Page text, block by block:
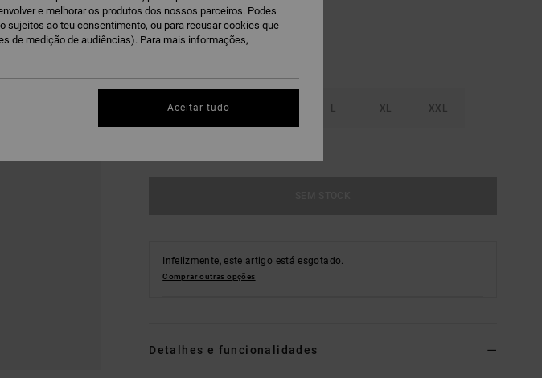
XS S L XL XXL
Infelizmente, este artigo está esgotado.
Comprar outras opções
Detalhes e funcionalidades
e melhorar os produtos dos nossos parceiros. Podes
ao teu consentimento, ou para recusar cookies que
de medição de audiências). Para mais informações,
Aceitar tudo